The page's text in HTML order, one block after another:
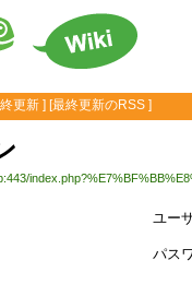
更新 ] [最終更新のRSS ]
ユー
パス